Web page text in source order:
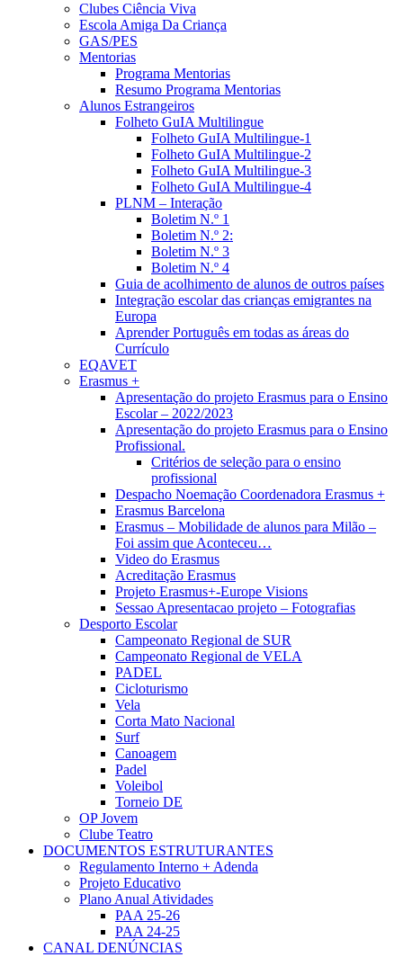
Clubes Ciência Viva
Escola Amiga Da Criança
GAS/PES
Mentorias
Programa Mentorias
Resumo Programa Mentorias
Alunos Estrangeiros
Folheto GuIA Multilingue
Folheto GuIA Multilingue-1
Folheto GuIA Multilingue-2
Folheto GuIA Multilingue-3
Folheto GuIA Multilingue-4
PLNM – Interação
Boletim N.º 1
Boletim N.º 2:
Boletim N.º 3
Boletim N.º 4
Guia de acolhimento de alunos de outros países
Integração escolar das crianças emigrantes na
Europa
Aprender Português em todas as áreas do
Currículo
EQAVET
Erasmus +
Apresentação do projeto Erasmus para o Ensino
Escolar – 2022/2023
Apresentação do projeto Erasmus para o Ensino
Profissional.
Critérios de seleção para o ensino
profissional
Despacho Noemação Coordenadora Erasmus +
Erasmus Barcelona
Erasmus – Mobilidade de alunos para Milão –
Foi assim que Aconteceu…
Video do Erasmus
Acreditação Erasmus
Projeto Erasmus+-Europe Visions
Sessao Apresentacao projeto – Fotografias
Desporto Escolar
Campeonato Regional de SUR
Campeonato Regional de VELA
PADEL
Cicloturismo
Vela
Corta Mato Nacional
Surf
Canoagem
Padel
Voleibol
Torneio DE
OP Jovem
Clube Teatro
DOCUMENTOS ESTRUTURANTES
Regulamento Interno + Adenda
Projeto Educativo
Plano Anual Atividades
PAA 25-26
PAA 24-25
CANAL DENÚNCIAS